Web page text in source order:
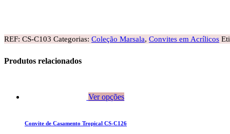
REF: CS-C103 Categorias: Coleção Marsala, Convites em Acrílicos
Produtos relacionados
Ver opções
Convite de Casamento Tropical CS-C126